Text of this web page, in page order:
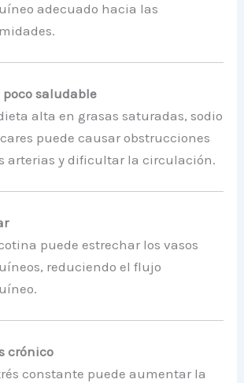
adecuado hacia las
poco saludable
alta en grasas saturadas, sodio
puede causar obstrucciones
arterias y dificultar la circulación.
puede estrechar los vasos
reduciendo el flujo
crónico
constante puede aumentar la